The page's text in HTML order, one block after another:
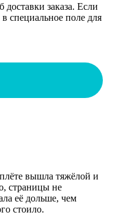
доставки заказа. Если
специальное поле для
вышла тяжёлой и
страницы не
её дольше, чем
стоило.